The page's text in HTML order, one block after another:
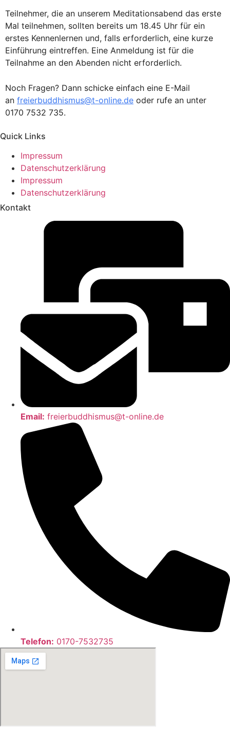
Teilnehmer, die an unserem Meditationsabend das erste
Mal teilnehmen, sollten bereits um 18.45 Uhr für ein
erstes Kennenlernen und, falls erforderlich, eine kurze
Einführung eintreffen. Eine Anmeldung ist für die
Teilnahme an den Abenden nicht erforderlich.
Noch Fragen? Dann schicke einfach eine E-Mail
an freierbuddhismus@t-online.de oder rufe an unter
0170 7532 735.
Quick Links
Impressum
Datenschutzerklärung
Impressum
Datenschutzerklärung
Kontakt
Email: freierbuddhismus@t-online.de
Telefon: 0170-7532735